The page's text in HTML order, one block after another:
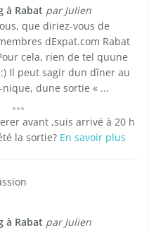
à Rabat par Julien
que diriez-vous de
dExpat.com Rabat
cela, rien de tel quune
Il peut sagir dun dîner au
dune sortie « ...
avant ,suis arrivé à 20 h
la sortie? En savoir plus
à Rabat par Julien